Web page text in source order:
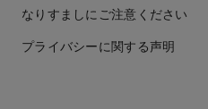
なりすましにご注意ください
プライバシーに関する声明